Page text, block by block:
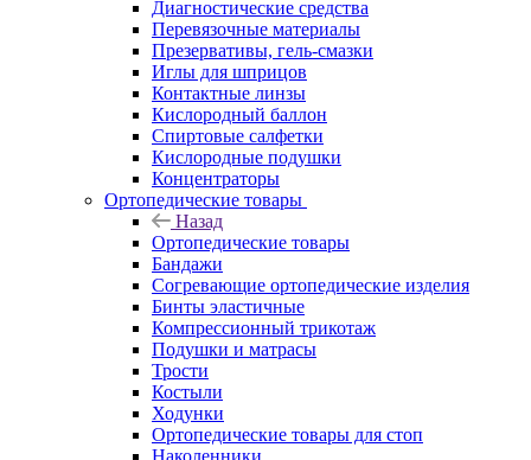
Диагностические средства
Перевязочные материалы
Презервативы, гель-смазки
Иглы для шприцов
Контактные линзы
Кислородный баллон
Спиртовые салфетки
Кислородные подушки
Концентраторы
Ортопедические товары
Назад
Ортопедические товары
Бандажи
Согревающие ортопедические изделия
Бинты эластичные
Компрессионный трикотаж
Подушки и матрасы
Трости
Костыли
Ходунки
Ортопедические товары для стоп
Наколенники